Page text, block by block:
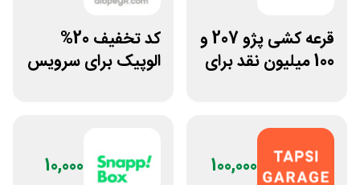
قرعه کشی پژو 207 و
100 میلیون نقد برای
کد تخفیف 20%
الوپیک برای سرویس
100,000
10,000